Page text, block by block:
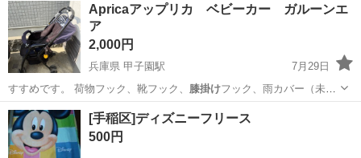
Apricaアップリカ ベビーカー ガルーンエ
ア
2,000円
兵庫県 甲子園駅
7月29日
すすめです。 荷物フック、靴フック、 膝掛けフック、雨カバー（未使
用） おつけしま…
兵庫 西宮市 甲子園駅 ベビー用品
[手稲区]ディズニーフリース
500円